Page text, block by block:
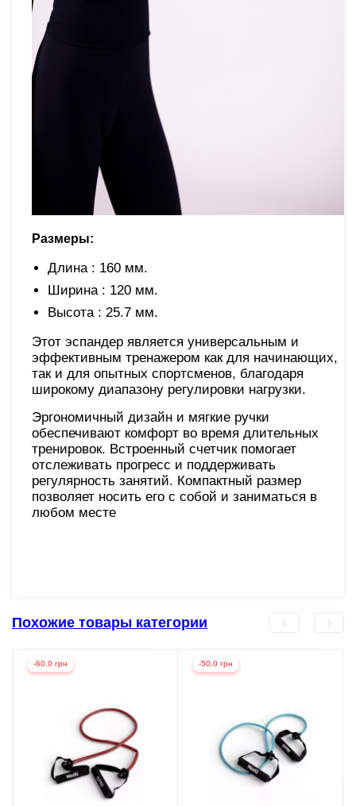
Размеры:
Длина : 160 мм.
Ширина : 120 мм.
Высота : 25.7 мм.
Этот эспандер является универсальным и
эффективным тренажером как для начинающих,
так и для опытных спортсменов, благодаря
широкому диапазону регулировки нагрузки.
Эргономичный дизайн и мягкие ручки
обеспечивают комфорт во время длительных
тренировок. Встроенный счетчик помогает
отслеживать прогресс и поддерживать
регулярность занятий. Компактный размер
позволяет носить его с собой и заниматься в
любом месте
Похожие товары категории
-60.0 грн -50.0 грн